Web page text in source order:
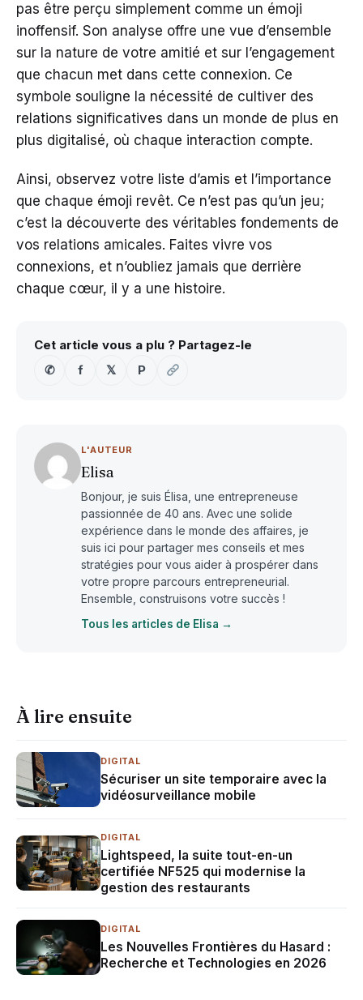
pas être perçu simplement comme un émoji
inoffensif. Son analyse offre une vue d’ensemble
sur la nature de votre amitié et sur l’engagement
que chacun met dans cette connexion. Ce
symbole souligne la nécessité de cultiver des
relations significatives dans un monde de plus en
plus digitalisé, où chaque interaction compte.
Ainsi, observez votre liste d’amis et l’importance
que chaque émoji revêt. Ce n’est pas qu’un jeu;
c’est la découverte des véritables fondements de
vos relations amicales. Faites vivre vos
connexions, et n’oubliez jamais que derrière
chaque cœur, il y a une histoire.
Cet article vous a plu ? Partagez-le
✆
f 𝕏 P
L'AUTEUR
Elisa
Bonjour, je suis Élisa, une entrepreneuse
passionnée de 40 ans. Avec une solide
expérience dans le monde des affaires, je
suis ici pour partager mes conseils et mes
stratégies pour vous aider à prospérer dans
votre propre parcours entrepreneurial.
Ensemble, construisons votre succès !
Tous les articles de Elisa →
À lire ensuite
DIGITAL
Sécuriser un site temporaire avec la
vidéosurveillance mobile
DIGITAL
Lightspeed, la suite tout-en-un
certifiée NF525 qui modernise la
gestion des restaurants
DIGITAL
Les Nouvelles Frontières du Hasard :
Recherche et Technologies en 2026